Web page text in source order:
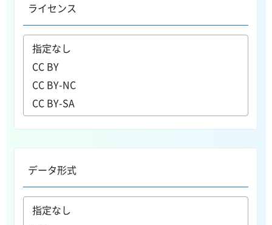
ライセンス
データ形式